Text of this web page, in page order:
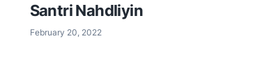
Santri Nahdliyin
February 20, 2022